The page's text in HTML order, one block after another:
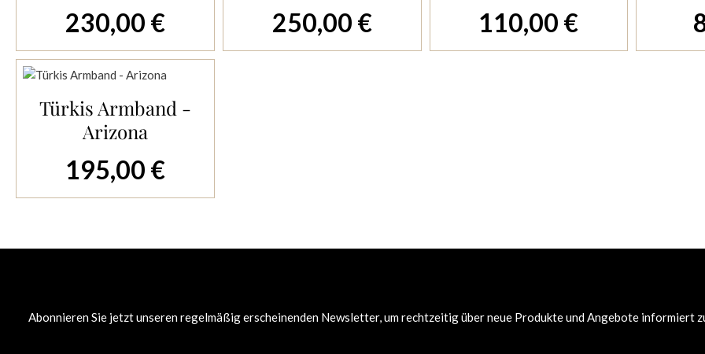
Regulärer Preis:
230,00 € Regulärer Preis:
250,00 € Regulärer Preis:
110,00 €
In den Warenkorb
Türkis Armband -
Arizona
Regulärer Preis:
195,00 €
Abonnieren Sie jetzt unseren regelmäßig erscheinenden Newsletter, um rechtzeitig über neue Produkte und Angebote informiert